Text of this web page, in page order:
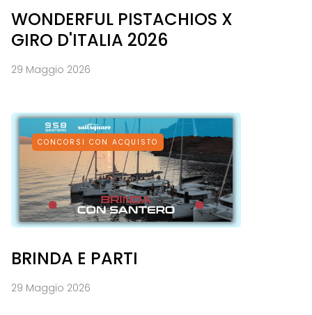
WONDERFUL PISTACHIOS X
GIRO D'ITALIA 2026
29 Maggio 2026
CONCORSI CON ACQUISTO
BRINDA E PARTI
29 Maggio 2026